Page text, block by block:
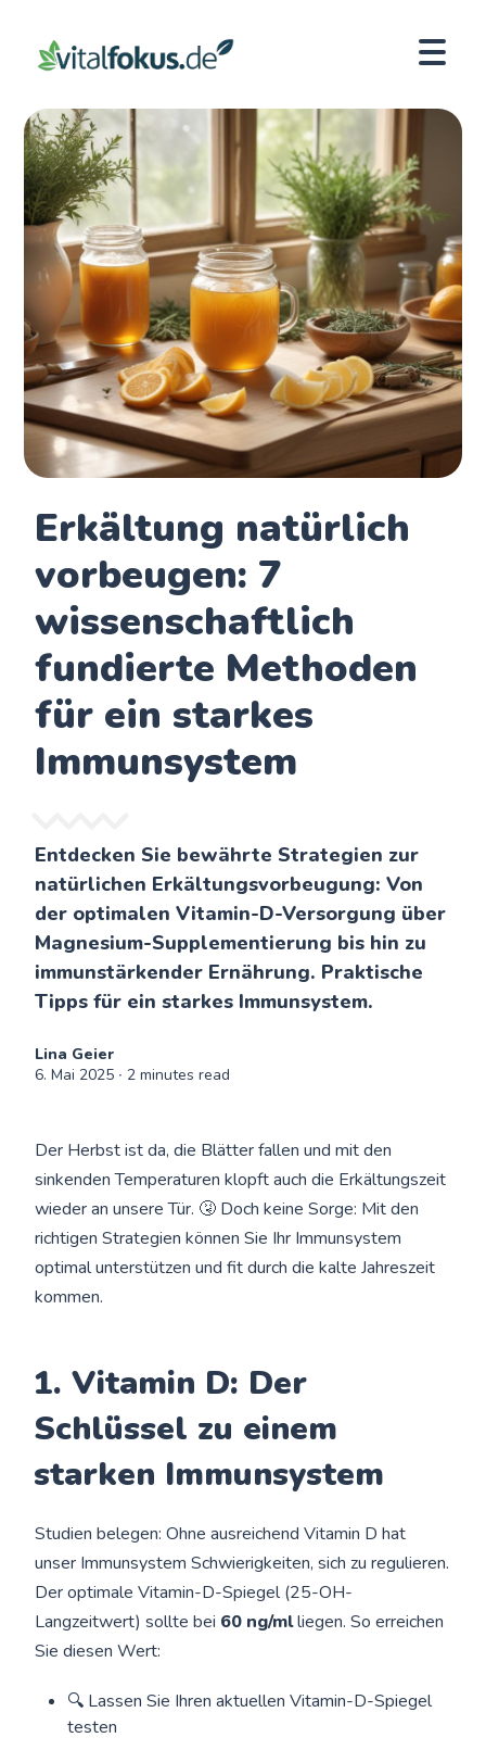
Erkältung natürlich
vorbeugen: 7
wissenschaftlich
fundierte Methoden
für ein starkes
Immunsystem
Entdecken Sie bewährte Strategien zur
natürlichen Erkältungsvorbeugung: Von
der optimalen Vitamin-D-Versorgung über
Magnesium-Supplementierung bis hin zu
immunstärkender Ernährung. Praktische
Tipps für ein starkes Immunsystem.
Lina Geier
6. Mai 2025 ∙ 2 minutes read
Der Herbst ist da, die Blätter fallen und mit den
sinkenden Temperaturen klopft auch die Erkältungszeit
wieder an unsere Tür. 🤧 Doch keine Sorge: Mit den
richtigen Strategien können Sie Ihr Immunsystem
optimal unterstützen und fit durch die kalte Jahreszeit
kommen.
1. Vitamin D: Der
Schlüssel zu einem
starken Immunsystem
Studien belegen: Ohne ausreichend Vitamin D hat
unser Immunsystem Schwierigkeiten, sich zu regulieren.
Der optimale Vitamin-D-Spiegel (25-OH-
Langzeitwert) sollte bei 60 ng/mlliegen. So erreichen
Sie diesen Wert:
🔍 Lassen Sie Ihren aktuellen Vitamin-D-Spiegel
testen